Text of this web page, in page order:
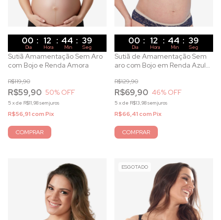
00 : 12 : 44 : 37
Dia Hora Min Seg
Sutiã Amamentação Sem Aro
com Bojo e Renda Amora
R$59,90
R$119,90
50% OFF
5 xde R$11,98sem juros
R$56,91comPix
COMPRAR
00 : 12 : 44 : 37
Dia Hora Min Seg
Sutiã de Amamentação Sem
aro com Bojo em Renda Azul
R$69,90
R$129,90
46% OFF
5 xde R$13,98sem juros
R$66,41comPix
COMPRAR
ESGOTADO